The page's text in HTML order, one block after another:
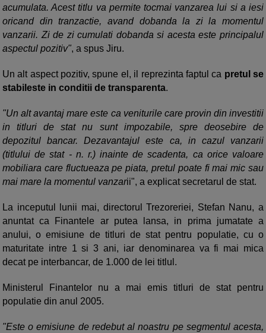
acumulata. Acest titlu va permite tocmai vanzarea lui si a iesi
oricand din tranzactie, avand dobanda la zi la momentul
vanzarii. Zi de zi cumulati dobanda si acesta este principalul
aspectul pozitiv", a spus Jiru.
Un alt aspect pozitiv, spune el, il reprezinta faptul ca pretul se
stabileste in conditii de transparenta.
"Un alt avantaj mare este ca veniturile care provin din investitii
in titluri de stat nu sunt impozabile, spre deosebire de
depozitul bancar. Dezavantajul este ca, in cazul vanzarii
(titlului de stat - n. r.) inainte de scadenta, ca orice valoare
mobiliara care fluctueaza pe piata, pretul poate fi mai mic sau
mai mare la momentul vanzarii", a explicat secretarul de stat.
La inceputul lunii mai, directorul Trezoreriei, Stefan Nanu, a
anuntat ca Finantele ar putea lansa, in prima jumatate a
anului, o emisiune de titluri de stat pentru populatie, cu o
maturitate intre 1 si 3 ani, iar denominarea va fi mai mica
decat pe interbancar, de 1.000 de lei titlul.
Ministerul Finantelor nu a mai emis titluri de stat pentru
populatie din anul 2005.
"Este o emisiune de redebut al noastru pe segmentul acesta,